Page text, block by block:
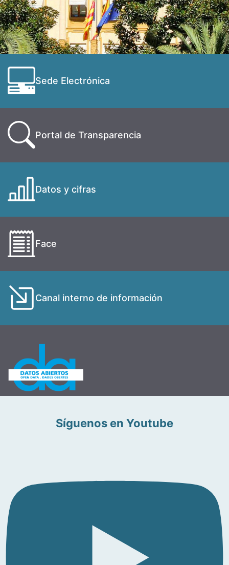
Sede Electrónica
Portal de Transparencia
Datos y cifras
Face
Canal interno de información
Síguenos en Youtube